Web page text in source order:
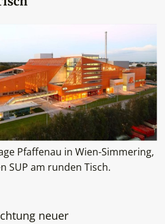
Pfaffenau in Wien-Simmering,
SUP am runden Tisch.
neuer